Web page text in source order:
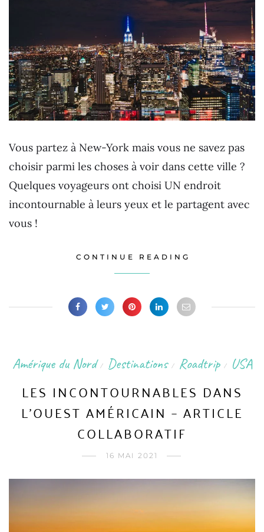
Vous partez à New-York mais vous ne savez pas
choisir parmi les choses à voir dans cette ville ?
Quelques voyageurs ont choisi UN endroit
incontournable à leurs yeux et le partagent avec
vous !
CONTINUE READING
Amérique du Nord / Destinations / Roadtrip / USA
LES INCONTOURNABLES DANS
L’OUEST AMÉRICAIN – ARTICLE
COLLABORATIF
16 MAI 2021